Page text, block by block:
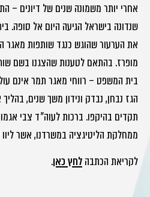
אחרי יותר משמונה שנים של דיונים –
שנדונה בישראל הגיעה היום אל סופה.
את הערעור שהוגש כנגד שותפות מאגר
מופרז. בהתאם לטענות שהצגנו בשם
בית המשפט – רווחי מאגר תמר אינם
הגז נבחן, נבדק ונידון משך שנים,
תקדים בהיקפו. ברכות לעוה״ד צבי
ממחלקת הליטיגציה במשרדנו, אשר
לקריאת הכתבהלחץ כאן.